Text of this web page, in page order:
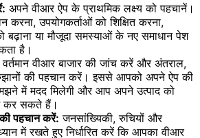
अपने वीआर ऐप के प्राथमिक लक्ष्य को पहचानें।
करना, उपयोगकर्ताओं को शिक्षित करना,
बढ़ाना या मौजूदा समस्याओं के नए समाधान पेश
है।
वर्तमान वीआर बाजार की जांच करें और अंतराल,
रुझानों की पहचान करें। इससे आपको अपने ऐप की
में मदद मिलेगी और आप अपने उत्पाद को
कर सकते हैं।
पहचान करें: जनसांख्यिकी, रुचियों और
में रखते हुए निर्धारित करें कि आपका वीआर